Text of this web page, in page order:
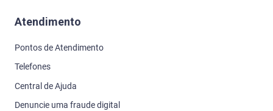
Atendimento
Pontos de Atendimento
Telefones
Central de Ajuda
Denuncie uma fraude digital